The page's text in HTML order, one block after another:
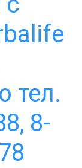
тел.
8-